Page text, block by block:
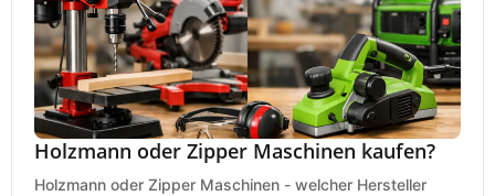
Holzmann oder Zipper Maschinen kaufen?
Holzmann oder Zipper Maschinen - welcher Hersteller